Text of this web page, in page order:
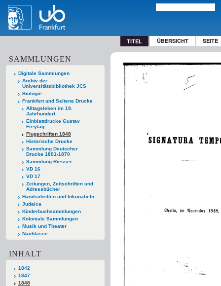
TITEL ÜBERSICHT SEITE
SAMMLUNGEN
Digitale Sammlungen
Archiv der
Universitätsbibliothek JCS
Biologie
Frankfurt und Seltene Drucke
Alltagsleben im 19.
Jahrhundert
Einblattdrucke Gustav
Freytag
Flugschriften 1848
Historische Drucke
Sammlung Deutscher
Drucke 1801-1870
Sammlung Riesser
VD 16
VD 17
Zeitungen, Zeitschriften und
Adressbücher
Handschriften und Inkunabeln
Judaica
Kinderbuchsammlungen
Koloniale Sammlungen
Musik und Theater
Nachlässe
INHALT
1842
1847
1848